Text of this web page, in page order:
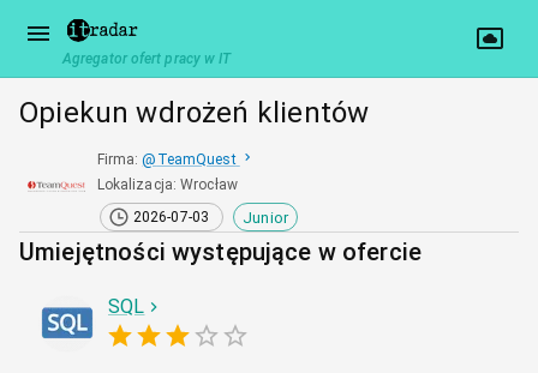
Agregator ofert pracy w IT
Opiekun wdrożeń klientów
Firma: @ TeamQuest
Lokalizacja:Wrocław
2026-07-03
Junior
Umiejętności występujące w ofercie
SQL